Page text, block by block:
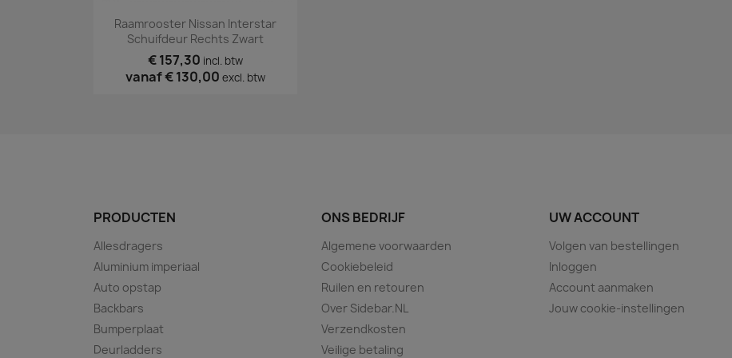
Snel bekijken
Raamrooster Nissan Interstar
Schuifdeur Rechts Zwart
€ 157,30 incl. btw
vanaf€ 130,00 excl. btw
PRODUCTEN
Allesdragers
Aluminium imperiaal
Auto opstap
Backbars
Bumperplaat
Deurladders
ONS BEDRIJF
Algemene voorwaarden
Cookiebeleid
Ruilen en retouren
Over Sidebar.NL
Verzendkosten
Veilige betaling
UW ACCOUNT
Volgen van bestellingen
Inloggen
Account aanmaken
Jouw cookie-instellingen